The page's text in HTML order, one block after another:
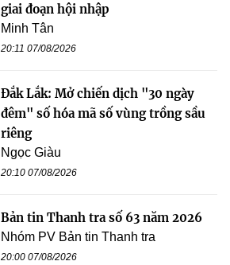
giai đoạn hội nhập
Minh Tân
20:11 07/08/2026
Đắk Lắk: Mở chiến dịch "30 ngày
đêm" số hóa mã số vùng trồng sầu
riêng
Ngọc Giàu
20:10 07/08/2026
Bản tin Thanh tra số 63 năm 2026
Nhóm PV Bản tin Thanh tra
20:00 07/08/2026